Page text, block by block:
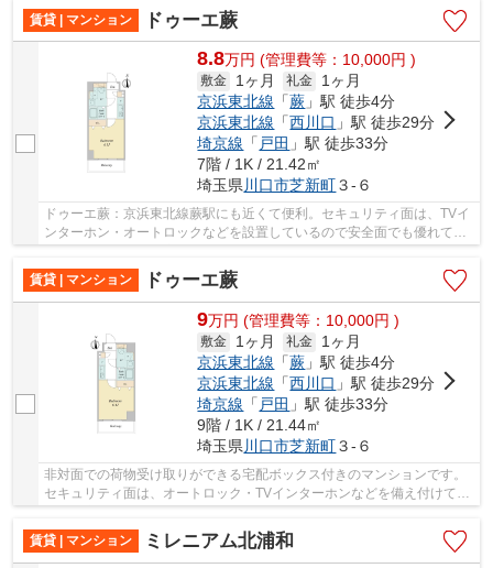
賃貸 | マンション
ドゥーエ蕨
8.8万円 (管理費等：10,000円 )
敷金 1ヶ月 礼金
1ヶ月
京浜東北線 「蕨 」駅 徒歩4分
京浜東北線 「西川口 」駅 徒歩29分
埼京線 「 戸田 」駅 徒歩33分
7階 / 1K / 21.42㎡
埼玉県川口市芝新町３-６
ドゥーエ蕨：京浜東北線蕨駅にも近くて便利。セキュリティ面は、TVイ
ンターホン・オートロックなどを設置しているので安全面でも優れてお
賃貸 | マンション
ドゥーエ蕨
9万円 (管理費等：10,000円 )
敷金 1ヶ月 礼金
1ヶ月
京浜東北線 「蕨 」駅 徒歩4分
京浜東北線 「西川口 」駅 徒歩29分
埼京線 「 戸田 」駅 徒歩33分
9階 / 1K / 21.44㎡
埼玉県川口市芝新町３-６
非対面での荷物受け取りができる宅配ボックス付きのマンションです。
セキュリティ面は、オートロック・TVインターホンなどを備え付けてい
賃貸 | マンション
ミレニアム北浦和